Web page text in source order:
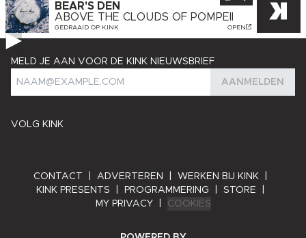
BEAR'S DEN
ABOVE THE CLOUDS OF POMPEII
GEDRAAID OP KINK OPEN
VOLG KINK
MELD JE AAN VOOR DE KINK NIEUWSBRIEF
AANMELDEN
CONTACT ADVERTEREN WERKEN BIJ KINK
KINK PRESENTS
PROGRAMMERING STORE
MY PRIVACY
COOKIES